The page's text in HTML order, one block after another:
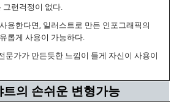
런걱정이 없다.
용한다면, 일러스트로 만든 인포그래픽의
롭게 사용이 가능하다.
문가가 만든듯한 느낌이 들게 자신이 사용이
트의 손쉬운 변형가능